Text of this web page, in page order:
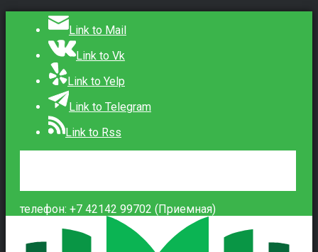
Link to Mail
Link to Vk
Link to Yelp
Link to Telegram
Link to Rss
телефон: +7 42142 99702 (Приемная)